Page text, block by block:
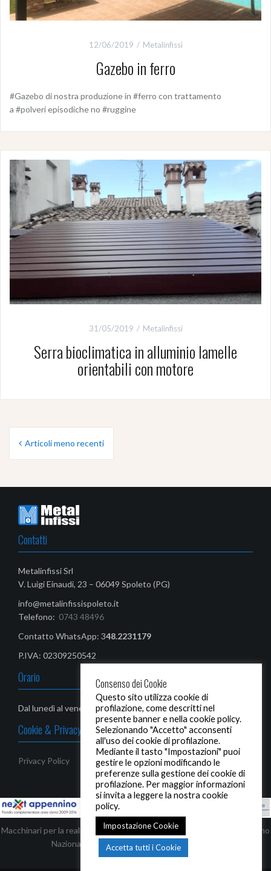
12/06/2019 Metalinfissi
Gazebo in ferro
#Gazebo di nostra produzione in #ferro con trattamento
a #polveri episodiche no #ruggine
31/05/2019 Metalinfissi
Serra bioclimatica in alluminio lamelle
orientabili con motore
Navigazione
Articoli meno recenti
Contatti
Metalinfissi Srl
V. Luigi Einaudi, 23 – 06049 Spoleto (PG)
info@metalinfissispoleto.it
Telefono: 0743 48496
Contatto WhatsApp: 348.2231179‬
P.IVA: 02309250542
Orario
Dal lunedì al venerdì: 08,00-13,00 / 14,30 - 19,00
Cookie & Privacy Policy
Privacy Policy
Macchinari per la realizzazione di infissi ed automezzi, finanziati dal Piano
Nazionale Complementare - Next Appennino
Consenso dei Cookie
Questo sito utilizza cookie di
profilazione, come descritti nel
presente banner e nella cookie policy.
Selezionando "Accetto" acconsenti
all'uso dei cookie di profilazione.
Mediante il tasto "Impostazioni" puoi
gestire le opzioni modificando le
preferenze sulla gestione dei cookie di
profilazione. Per maggior informazioni
si invita a leggere la nostra cookie
policy.
Impostazione Cookie
Accetta tutti i Cookie